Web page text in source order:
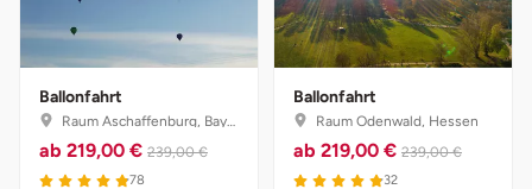
Ballonfahrt
Raum Aschaffenburg, Bayern
ab 219,00 € 239,00 €
78
Ballonfahrt
Raum Odenwald, Hessen
ab 219,00 € 239,00 €
32